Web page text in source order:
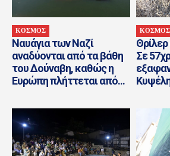
ΚΟΣΜΟΣ
Ναυάγια των Ναζί
αναδύονται από τα βάθη
του Δούναβη, καθώς η
Ευρώπη πλήττεται από...
ΚΟΣΜΟΣ
Σε